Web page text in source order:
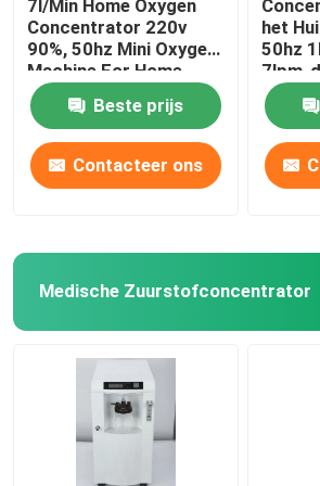
Fabrieksreis
Contacteer ons
Verzoek om een Citaat
De Concentrator van de
7l/Min Home Oxygen
Concentrator 220v
90%, 50hz Mini Oxygen
Machine For Home
Beste prijs
Contacteer ons
het
50hz
7lpm-
de
Medische Zuurstofconcentrator